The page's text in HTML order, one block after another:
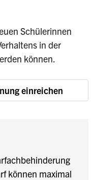
Schülerinnen
in der
können.
einreichen
können maximal